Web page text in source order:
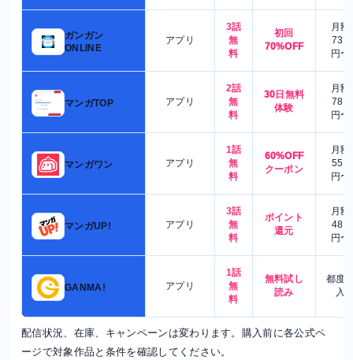
ガンガン
ONLINE
アプリ
3話
無
料
初回
70%OFF
月額
730
円〜
マンガTOP アプリ
2話
無
料
30日無料
体験
月額
780
円〜
マンガワン アプリ
1話
無
料
60%OFF
クーポン
月額
550
円〜
マンガUP! アプリ
3話
無
料
ポイント
還元
月額
480
円〜
GANMA! アプリ
1話
無
料
無料試し
読み
都度
入
配信状況、在庫、キャンペーンは変わります。購入前に各公式ペ
ージで対象作品と条件を確認してください。